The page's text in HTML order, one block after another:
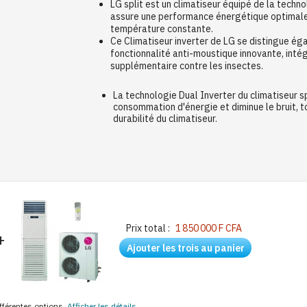
LG split est un climatiseur équipé de la
assure une performance énergétique
température constante.
Ce Climatiseur inverter de LG se distingue
fonctionnalité anti-moustique innovante,
supplémentaire contre les insectes.
La technologie Dual Inverter du climatiseur
consommation d'énergie et diminue le bruit,
durabilité du climatiseur.
Prix total : 1 850 000 F CFA
Ajouter les trois au panier